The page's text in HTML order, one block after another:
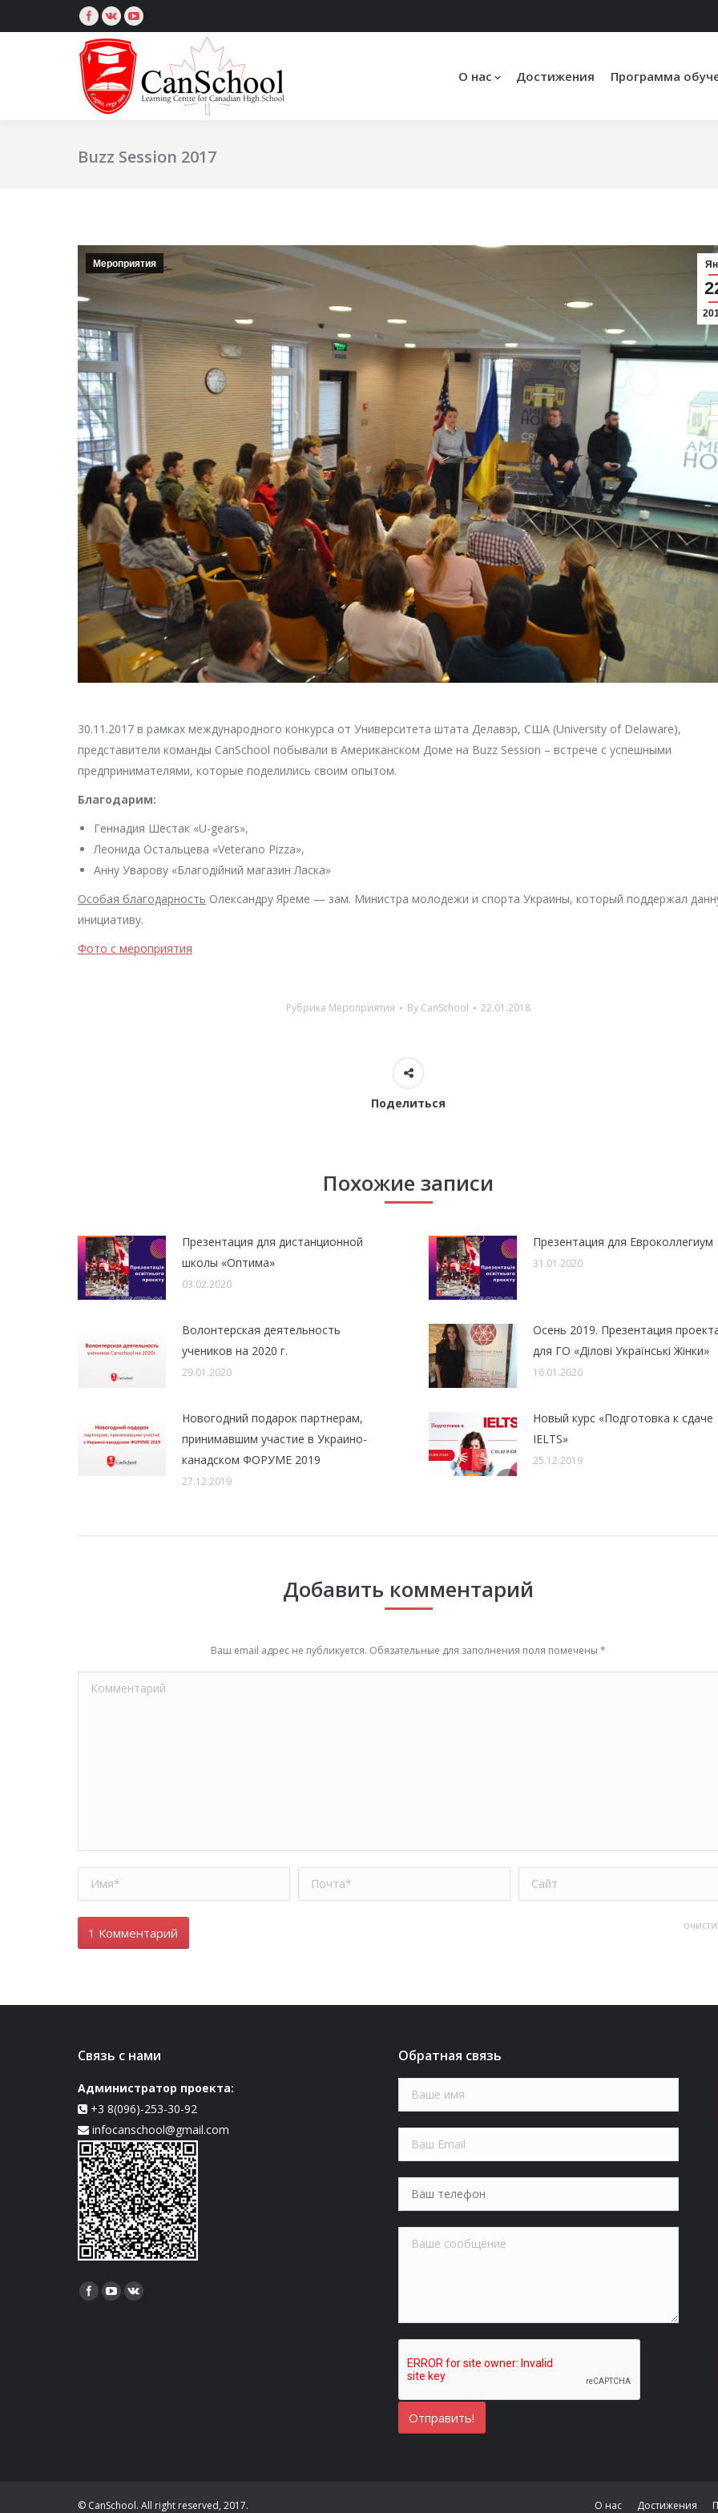
О нас Достижения Программа
Buzz Session 2017
Мероприятия
30.11.2017 в рамках международного конкурса от Университета штата Делавэр, США (University of Delaware),
представители команды CanSchool побывали в Американском Доме на Buzz Session – встрече с успешными
предпринимателями, которые поделились своим опытом.
Благодарим:
Геннадия Шестак «U-gears»,
Леонида Остальцева «Veterano Pizza»,
Анну Уварову «Благодійний магазин Ласка»
Особая благодарность Олександру Яреме — зам. Министра молодежи и спорта Украины, который поддержал
инициативу.
Фото с мероприятия
Рубрика Мероприятия By CanSchool 22.01.2018
Поделиться
Похожие записи
Презентация для дистанционной
школы «Оптима»
03.02.2020
Презентация для Евроколлегиум
31.01.2020
Волонтерская деятельность
учеников на 2020 г.
29.01.2020
Осень 2019. Презентация
для ГО «Ділові Українські Жінки»
16.01.2020
Новогодний подарок партнерам,
принимавшим участие в Украино-
канадском ФОРУМЕ 2019
27.12.2019
Новый курс «Подготовка к сдаче
IELTS»
25.12.2019
Добавить комментарий
Ваш email адрес не публикуется. Обязательные для заполнения поля помечены *
Комментарий
Имя * Почта * Сайт
1 Комментарий
Связь с нами
Администратор проекта:
+3 8(096)-253-30-92
infocanschool@gmail.com
Найдите нас:
Обратная связь
© CanSchool. All right reserved, 2017. О нас Достижения